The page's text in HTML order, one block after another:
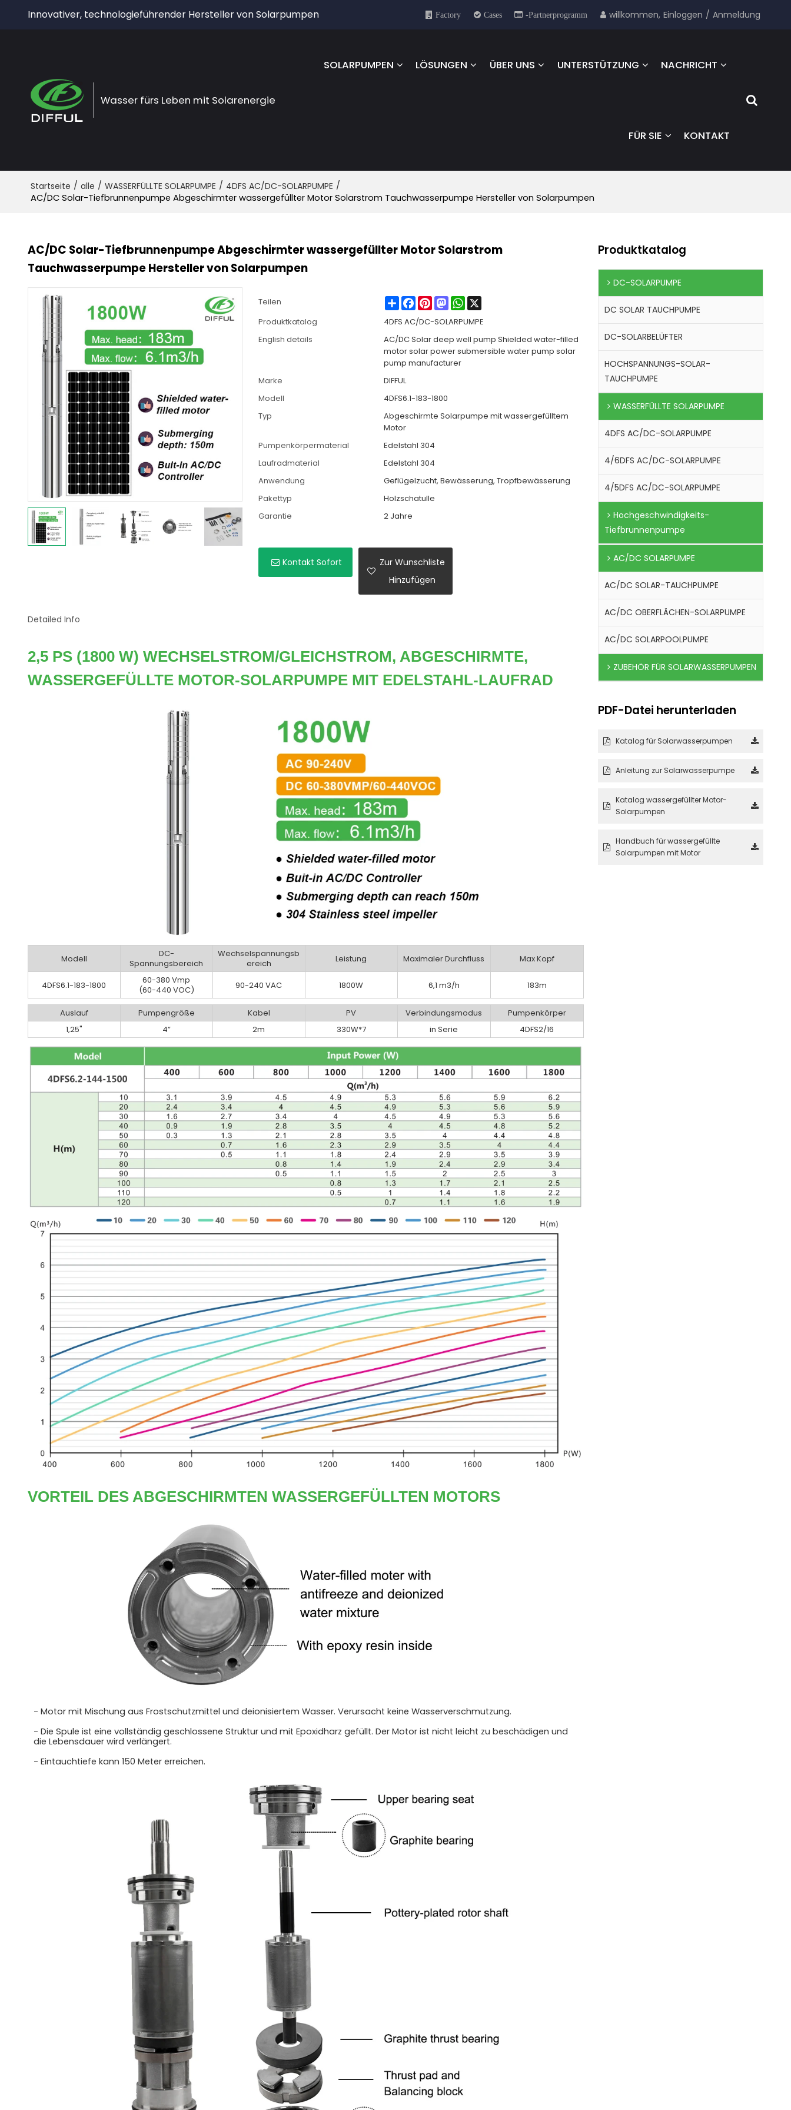
Innovativer, technologieführender Hersteller von Solarpumpen Factory Cases -Partnerprogramm willkommen, Einloggen / Anmeldung
Wasser fürs Leben mit Solarenergie
SOLARPUMPEN LÖSUNGEN ÜBER UNS UNTERSTÜTZUNG NACHRICHT
FÜR SIE KONTAKT
Startseite / alle / WASSERFÜLLTE SOLARPUMPE / 4DFS AC/DC-SOLARPUMPE /
AC/DC Solar-Tiefbrunnenpumpe Abgeschirmter wassergefüllter Motor Solarstrom Tauchwasserpumpe Hersteller von Solarpumpen
AC/DC Solar-Tiefbrunnenpumpe Abgeschirmter wassergefüllter Motor Solarstrom
Tauchwasserpumpe Hersteller von Solarpumpen
Teilen ShareFacebook
PinterestMastodonWhatsApp
Produktkatalog
4DFS AC/DC-SOLARPUMPE
English details
AC/DC Solar deep well pump Shielded water-filled
motor solar power submersible water pump solar
pump manufacturer
Marke
DIFFUL
Modell
4DFS6.1-183-1800
Typ
Abgeschirmte Solarpumpe mit wassergefülltem
Motor
Pumpenkörpermaterial
Edelstahl 304
Laufradmaterial
Edelstahl 304
Anwendung
Geflügelzucht, Bewässerung, Tropfbewässerung
Pakettyp
Holzschatulle
Garantie
2 Jahre
Kontakt Sofort
Zur Wunschliste
Hinzufügen
Detailed Info
2,5 PS (1800 W) WECHSELSTROM/GLEICHSTROM, ABGESCHIRMTE,
WASSERGEFÜLLTE MOTOR-SOLARPUMPE MIT EDELSTAHL-LAUFRAD
Modell
DC-
Spannungsbereich
Wechselspannungsb
ereich
Leistung Maximaler Durchfluss Max Kopf
4DFS6.1-183-1800
60-380 Vmp
(60-440 VOC)
90-240 VAC 1800W 6,1 m3/h 183m
Auslauf Pumpengröße Kabel PV Verbindungsmodus
Pumpenkörper
1,25"
4” 2m 330W*7 in Serie 4DFS2/16
VORTEIL DES ABGESCHIRMTEN WASSERGEFÜLLTEN MOTORS
- Motor mit Mischung aus Frostschutzmittel und deionisiertem Wasser. Verursacht keine Wasserverschmutzung.
- Die Spule ist eine vollständig geschlossene Struktur und mit Epoxidharz gefüllt. Der Motor ist nicht leicht zu beschädigen und
die Lebensdauer wird verlängert.
- Eintauchtiefe kann 150 Meter erreichen.
Produktkatalog
DC-SOLARPUMPE
DC SOLAR TAUCHPUMPE
DC-SOLARBELÜFTER
HOCHSPANNUNGS-SOLAR-
TAUCHPUMPE
WASSERFÜLLTE SOLARPUMPE
4DFS AC/DC-SOLARPUMPE
4/6DFS AC/DC-SOLARPUMPE
4/5DFS AC/DC-SOLARPUMPE
Hochgeschwindigkeits-
Tiefbrunnenpumpe
AC/DC SOLARPUMPE
AC/DC SOLAR-TAUCHPUMPE
AC/DC OBERFLÄCHEN-SOLARPUMPE
AC/DC SOLARPOOLPUMPE
ZUBEHÖR FÜR SOLARWASSERPUMPEN
PDF-Datei herunterladen
Katalog für Solarwasserpumpen
Anleitung zur Solarwasserpumpe
Katalog wassergefüllter Motor-
Solarpumpen
Handbuch für wassergefüllte
Solarpumpen mit Motor